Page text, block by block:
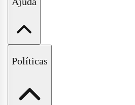
Wishlist
Fale Conosco
Políticas